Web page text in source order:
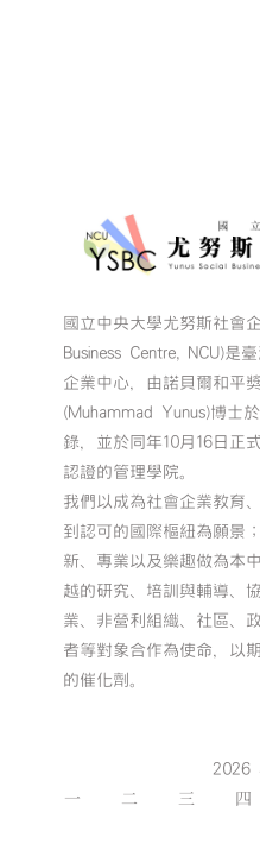
國立中央大學尤努斯社會
Business Centre, NCU)是
企業中心，由諾貝爾和平
(Muhammad Yunus)博士
錄，並於同年10月16日正
認證的管理學院。
我們以成為社會企業教育
到認可的國際樞紐為願景
新、專業以及樂趣做為本
越的研究、培訓與輔導、
業、非營利組織、社區、
者等對象合作為使命，以
的催化劑。
2026
一 二 三 四